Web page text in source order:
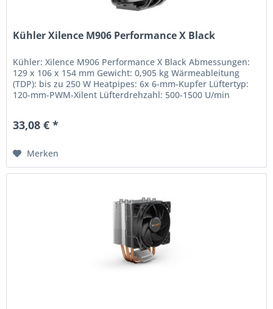
Kühler Xilence M906 Performance X Black
Kühler: Xilence M906 Performance X Black Abmessungen:
129 x 106 x 154 mm Gewicht: 0,905 kg Wärmeableitung
(TDP): bis zu 250 W Heatpipes: 6x 6-mm-Kupfer Lüftertyp:
120-mm-PWM-Xilent Lüfterdrehzahl: 500-1500 U/min
33,08 € *
Merken